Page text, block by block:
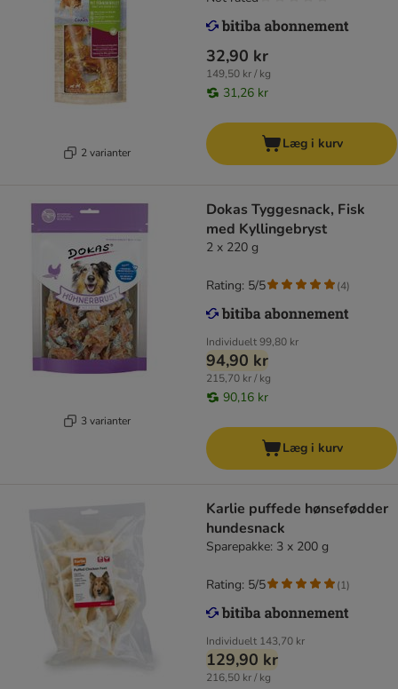
2 varianter
32,90 kr
149,50 kr / kg
31,26 kr
Læg i kurv
3 varianter
Dokas Tyggesnack, Fisk
med Kyllingebryst
2 x 220 g
Individuelt99,80 kr
94,90 kr
215,70 kr / kg
90,16 kr
Rating: 5/5 (4)
Læg i kurv
Karlie puffede hønsefødder
hundesnack
Sparepakke: 3 x 200 g
Individuelt 143,70 kr
129,90 kr
216,50 kr / kg
Rating: 5/5 (1)